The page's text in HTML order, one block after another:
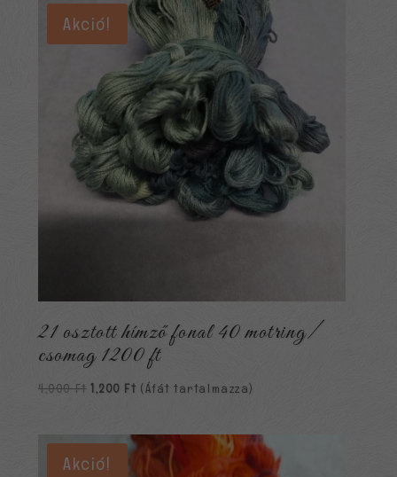
2,000 Ft.600 Ft.
Akció!
21 osztott hímző fonal 40 motring/
csomag 1200 ft
4,000Ft Original
4,000 Ft.
1,200 FtCurrent
1,200 Ft.
(Áfát tartalmazza)
Akció!